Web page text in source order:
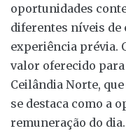
oportunidades
diferentes níveis de
experiência prévia.
valor oferecido
Ceilândia Norte,
se destaca como a
remuneração do dia.